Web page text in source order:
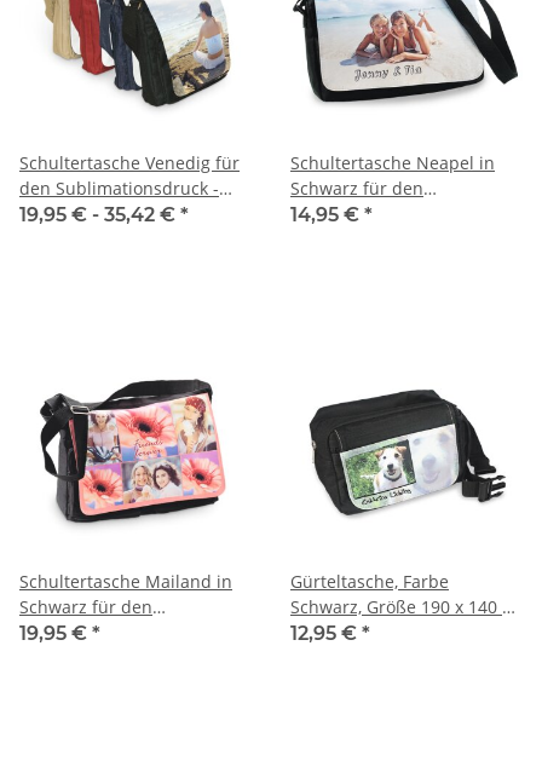
Schultertasche Venedig für
den Sublimationsdruck -
verschiedene Farben
19,95 € - 35,42 € *
Schultertasche Neapel in
Schwarz für den
Sublimationsdruck
14,95 € *
Schultertasche Mailand in
Schwarz für den
Sublimationstdruck - 400 x
19,95 € *
Gürteltasche, Farbe
Schwarz, Größe 190 x 140 x
110 mm
12,95 € *